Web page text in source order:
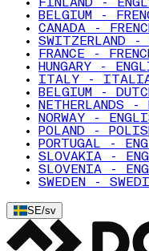
FINLAND -
BELGIUM -
CANADA -
SWITZERLAND -
FRANCE -
HUNGARY -
ITALY -
BELGIUM -
NETHERLANDS -
NORWAY -
POLAND -
PORTUGAL -
SLOVAKIA -
SLOVENIA -
SWEDEN -
SE/sv